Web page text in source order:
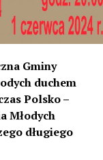
– mówi
od oddania
analiza
–
normy, to
Gminy
duchem
Polsko –
Młodych
długiego